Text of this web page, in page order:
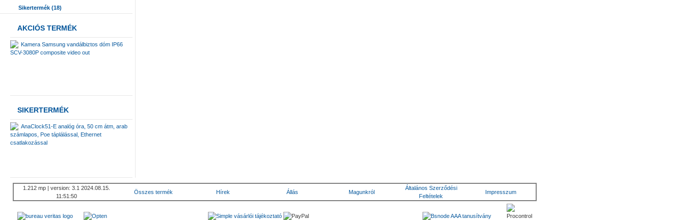
Sikertermék (18)
AKCIÓS TERMÉK
Kamera Samsung vandálbiztos dóm IP66
SCV-3080P composite video out
SIKERTERMÉK
AnaClock51-E analóg óra, 50 cm átm, arab
számlapos, Poe táplálással, Ethernet
csatlakozással
1.212 mp | version: 3.1 2024.08.15.
11:51:50
Összes termék Hírek Állás Magunkról
Általános Szerződési
Feltételek
Impresszum